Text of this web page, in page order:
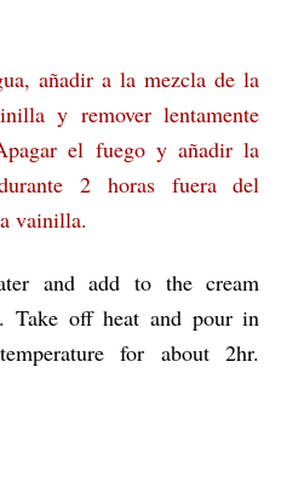
añadir a la mezcla de la
y remover lentamente
el fuego y añadir la
2 horas fuera del
vainilla.
and add to the cream
Take off heat and pour in
for about 2hr.